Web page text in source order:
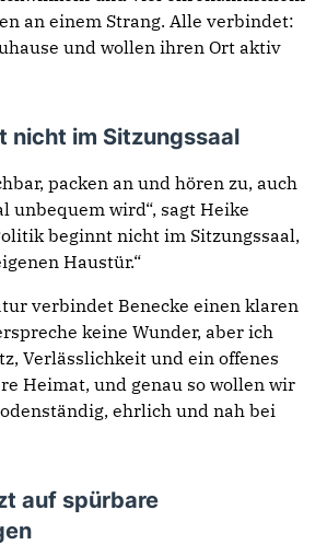
an einem Strang. Alle verbindet:
und wollen ihren Ort aktiv
nicht im Sitzungssaal
packen an und hören zu, auch
unbequem wird“, sagt Heike
beginnt nicht im Sitzungssaal,
Haustür.“
verbindet Benecke einen klaren
keine Wunder, aber ich
Verlässlichkeit und ein offenes
Heimat, und genau so wollen wir
ehrlich und nah bei
auf spürbare